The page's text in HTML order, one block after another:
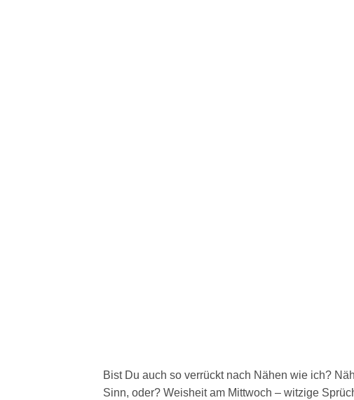
Bist Du auch so verrückt nach Nähen wie ich?
Sinn, oder? Weisheit am Mittwoch – witzige